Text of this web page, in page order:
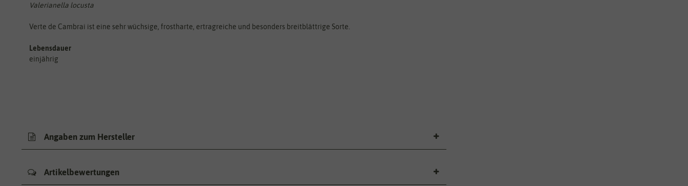
Valerianella locusta
Verte de Cambrai ist eine sehr wüchsige, frostharte, ertragreiche und besonders breitblättrige Sorte.
Lebensdauer
einjährig
Angaben zum Hersteller
Artikelbewertungen